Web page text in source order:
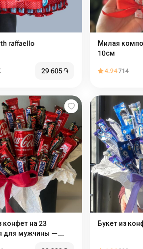
raffaello
29 605֏
Милая
10см
4.94714
конфет на 23
для мужчины —
Букет из